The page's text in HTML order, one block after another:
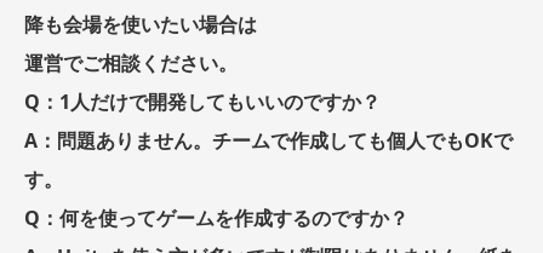
降も会場を使いたい場合は
運営でご相談ください。
Q：1人だけで開発してもいいのですか？
A：問題ありません。チームで作成しても個人でもOKで
す。
Q：何を使ってゲームを作成するのですか？